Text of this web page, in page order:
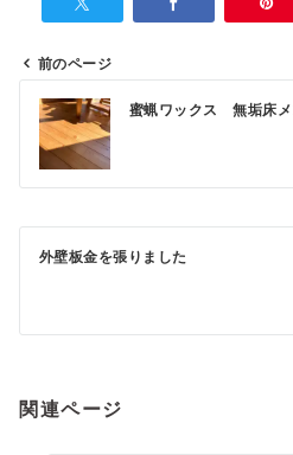
投
稿
ナ
ゲ
シ
ン
前のページ
蜜蝋ワックス 無垢床メ
外壁板金を張りました
関連ページ